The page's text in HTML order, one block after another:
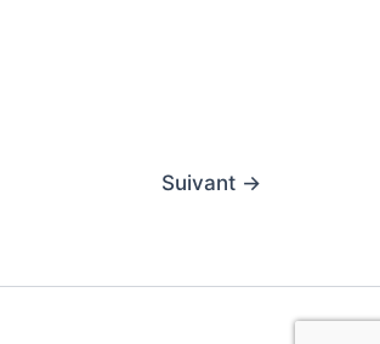
Suivant →